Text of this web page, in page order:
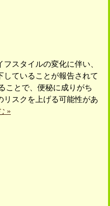
スタイルの変化に伴い、
ていることが報告されて
ことで、便秘に成りがち
リスクを上げる可能性があ
»